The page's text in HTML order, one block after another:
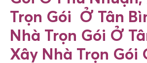
Trọn Gói Ở Tân
Nhà Trọn Gói Ở
Xây Nhà Trọn Gói